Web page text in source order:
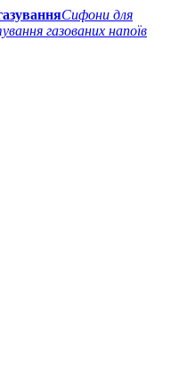
Сифони для
газованих напоїв